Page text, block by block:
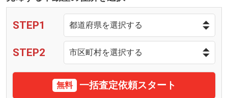
STEP1
STEP2
無料 一括査定依頼スタート